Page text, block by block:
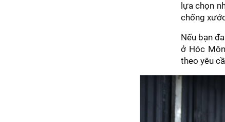
lựa chọn
chống
Nếu bạn
ở Hóc
theo yêu